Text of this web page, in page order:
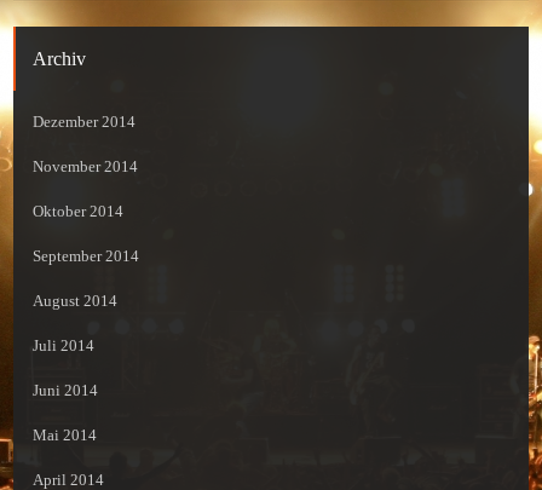
Archiv
Dezember 2014
November 2014
Oktober 2014
September 2014
August 2014
Juli 2014
Juni 2014
Mai 2014
April 2014